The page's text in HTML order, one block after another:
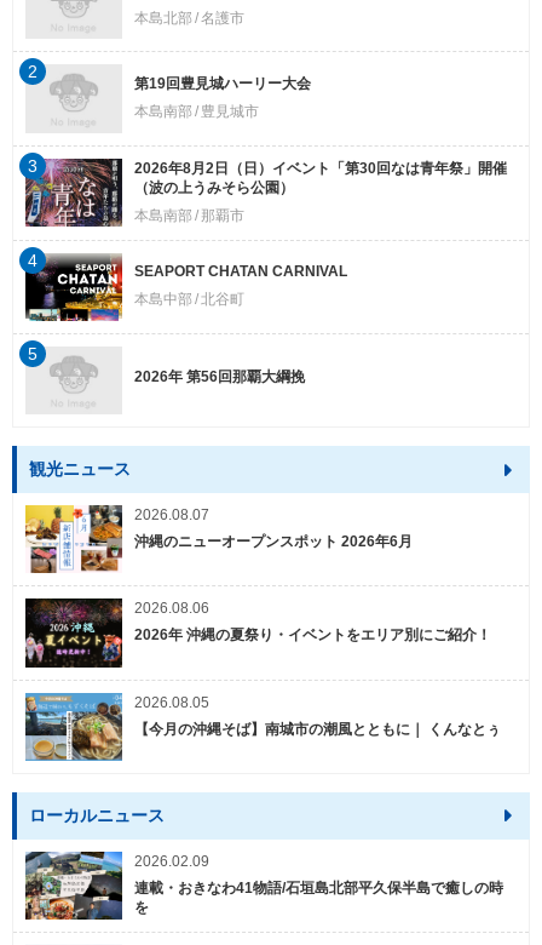
本島北部 名護市
第19回豊見城ハーリー大会
本島南部
豊見城市
2
2026年8月2日（日）イベント「第30回なは青年祭」開催
（波の上うみそら公園）
本島南部
那覇市
3
SEAPORT CHATAN CARNIVAL
本島中部 北谷町
4
2026年 第56回那覇大綱挽
5
観光ニュース
2026.08.07
沖縄のニューオープンスポット 2026年6月
2026.08.06
2026年 沖縄の夏祭り・イベントをエリア別にご紹介！
2026.08.05
【今月の沖縄そば】南城市の潮風とともに｜ くんなとぅ
ローカルニュース
2026.02.09
連載・おきなわ41物語/石垣島北部平久保半島で癒しの時
を